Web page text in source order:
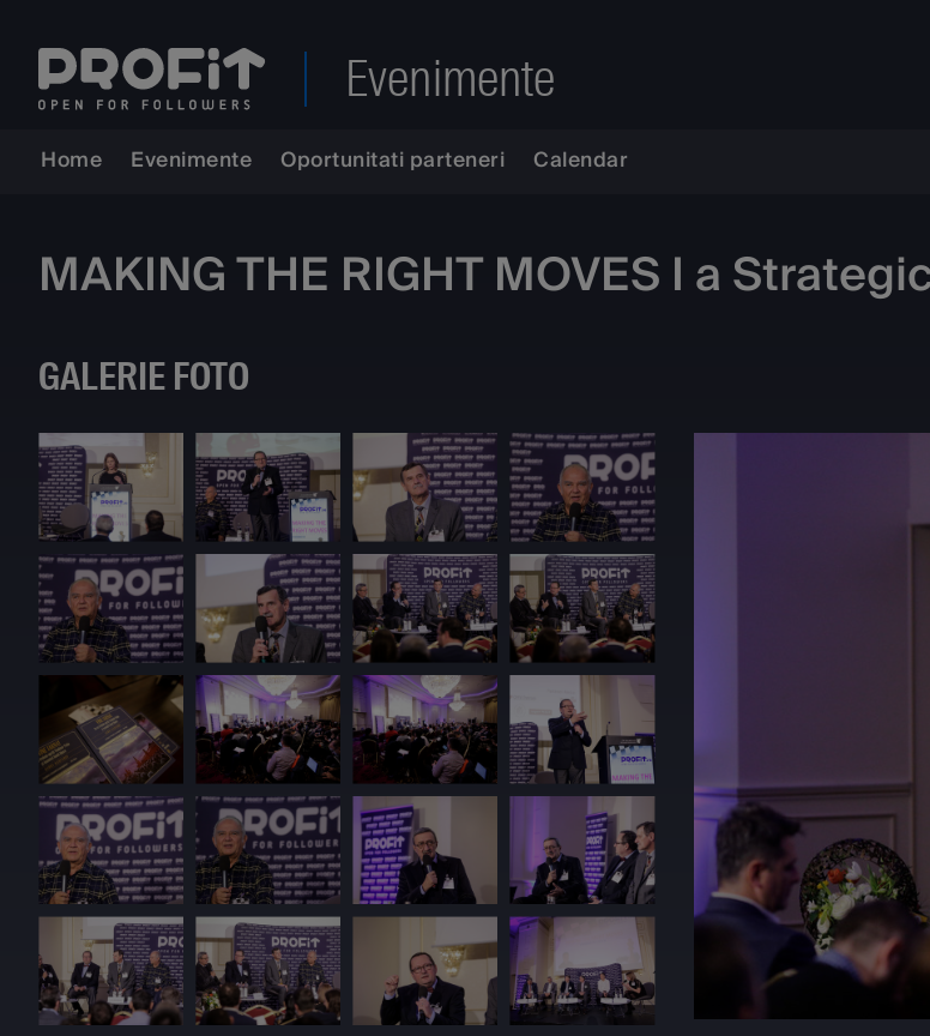
Evenimente
Home Evenimente Oportunitati parteneri Calendar
MAKING THE RIGHT MOVES I a
GALERIE FOTO